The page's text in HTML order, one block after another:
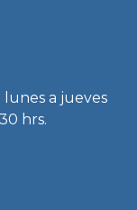
lunes a jueves
hrs.